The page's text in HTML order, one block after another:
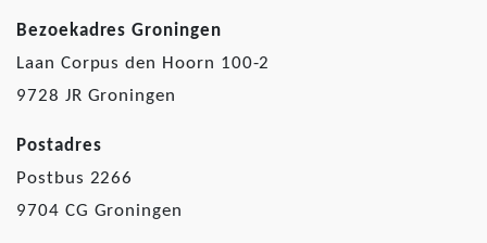
Bezoekadres Groningen
Laan Corpus den Hoorn 100-2
9728 JR Groningen
Postadres
Postbus 2266
9704 CG Groningen